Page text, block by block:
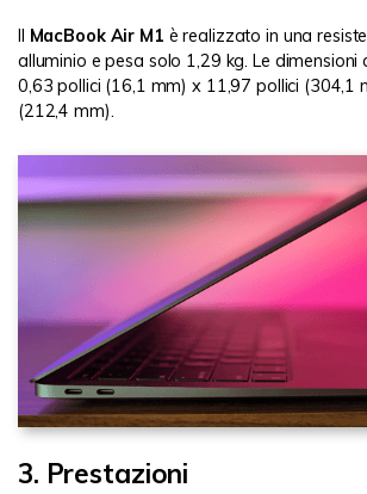
Il MacBook Air M1 è realizzato in una
alluminio e pesa solo 1,29 kg. Le
0,63 pollici (16,1 mm) x 11,97 pollici (304,1
(212,4 mm).
3. Prestazioni